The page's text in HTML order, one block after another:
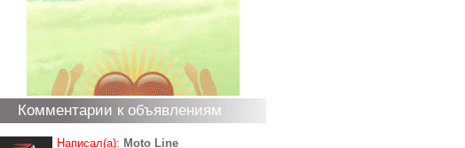
Комментарии к объявлениям
Написал(а): Moto Line